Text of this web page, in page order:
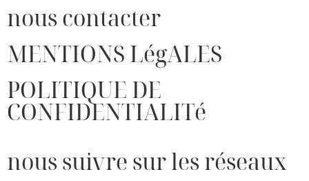
nous contacter
MENTIONS LégALES
POLITIQUE DE
CONFIDENTIALITé
nous suivre sur les réseaux